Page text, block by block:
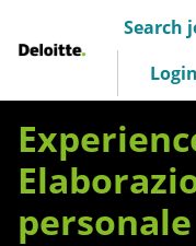
Deloitte Italia
Search
Login
personale